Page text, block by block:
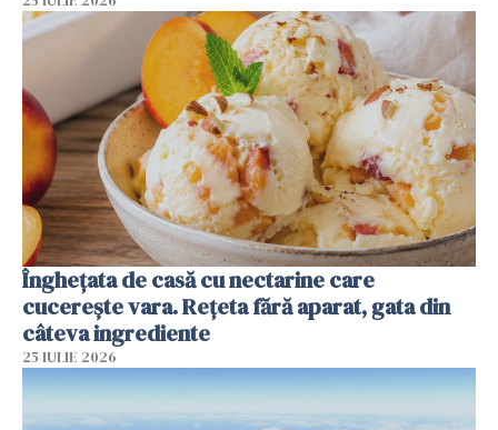
Înghețata de casă cu nectarine care
cucerește vara. Rețeta fără aparat, gata din
câteva ingrediente
25 IULIE 2026